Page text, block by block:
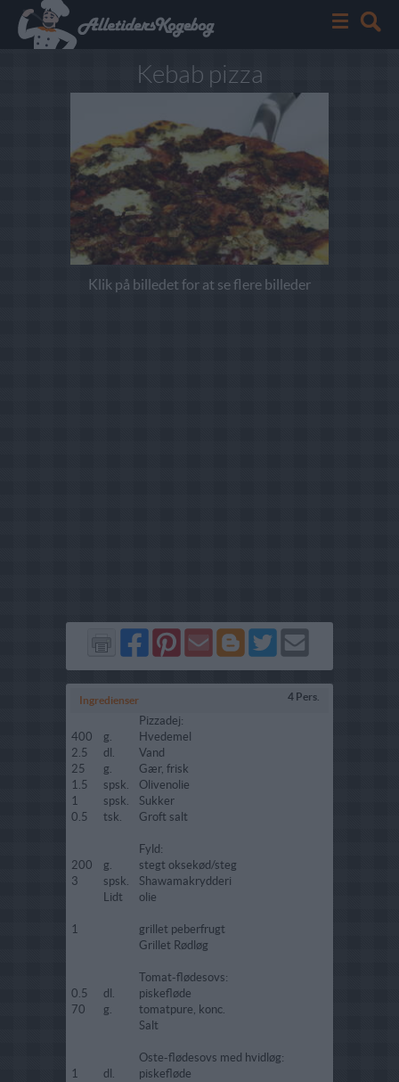
Kebab pizza
Klik på billedet for at se flere billeder
Del
på
Del
på
Send
via
Del
på
Del
på
Send
Ingredienser 4 Pers.
Pizzadej:
400
g.
Hvedemel
2.5
dl.
Vand
25
g.
Gær, frisk
1.5
spsk.
Olivenolie
1
spsk.
Sukker
0.5
tsk. Groft salt
Fyld:
200
g.
stegt oksekød/steg
3
spsk.
Shawamakrydderi
Lidt
olie
1
grillet peberfrugt
Grillet Rødløg
Tomat-flødesovs:
0.5
dl.
piskefløde
70
g.
tomatpure, konc.
Salt
Oste-flødesovs med hvidløg:
1
dl.
piskefløde